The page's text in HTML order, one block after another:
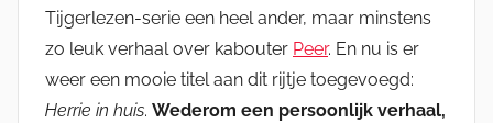
Tijgerlezen-serie een heel ander, maar minstens
zo leuk verhaal over kabouter Peer. En nu is er
weer een mooie titel aan dit rijtje toegevoegd:
Herrie in huis. Wederom een persoonlijk verhaal,